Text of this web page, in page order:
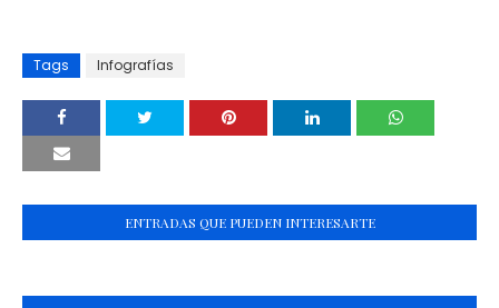
Tags Infografías
ENTRADAS QUE PUEDEN INTERESARTE